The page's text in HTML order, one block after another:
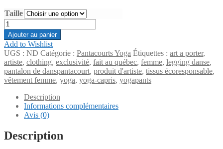
Taille
quantité
de
Panta
court
-
Capri
Collection
Yoga
chat
Ajouter au panier
Add to Wishlist
UGS : ND Catégorie : Pantacourts Yoga Étiquettes : art a porter,
artiste, clothing, exclusivité, fait au québec, femme, legging danse,
pantalon de danspantacourt, produit d'artiste, tissus écoresponsable,
vêtement femme, yoga, yoga-capris, yogapants
Description
Informations complémentaires
Avis (0)
Description